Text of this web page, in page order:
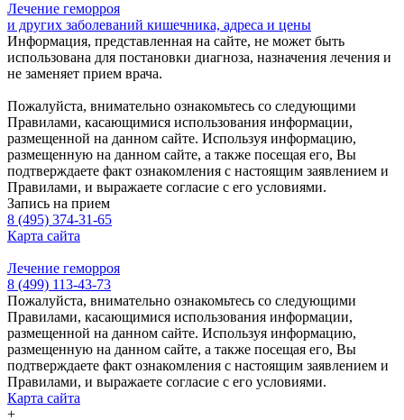
Лечение геморроя
и других заболеваний кишечника, адреса и цены
Информация, представленная на сайте, не может быть
использована для постановки диагноза, назначения лечения и
не заменяет прием врача.
Пожалуйста, внимательно ознакомьтесь со следующими
Правилами, касающимися использования информации,
размещенной на данном сайте. Используя информацию,
размещенную на данном сайте, а также посещая его, Вы
подтверждаете факт ознакомления с настоящим заявлением и
Правилами, и выражаете согласие с его условиями.
Запись на прием
8 (495) 374-31-65
Карта сайта
Лечение геморроя
8 (499) 113-43-73
Пожалуйста, внимательно ознакомьтесь со следующими
Правилами, касающимися использования информации,
размещенной на данном сайте. Используя информацию,
размещенную на данном сайте, а также посещая его, Вы
подтверждаете факт ознакомления с настоящим заявлением и
Правилами, и выражаете согласие с его условиями.
Карта сайта
+